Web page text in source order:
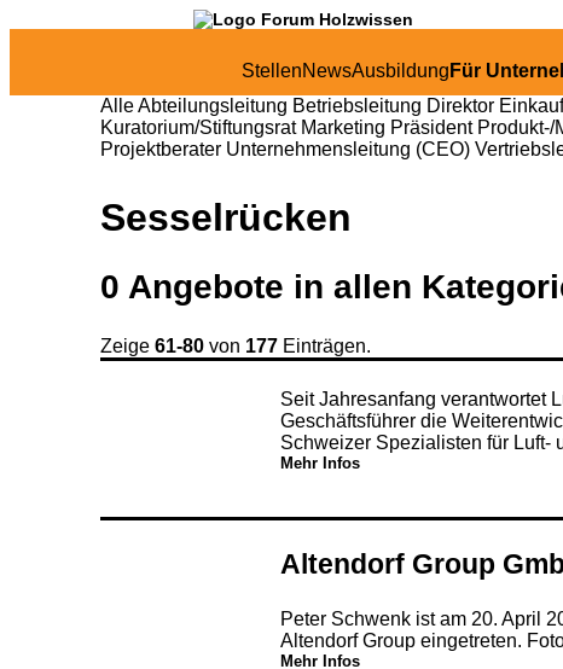
StellenNewsAusbildung Für
AlleAbteilungsleitung Betriebsleitung Direktor Einkauf
Kuratorium/Stiftungsrat Marketing Präsident Produkt-/
Projektberater Unternehmensleitung (CEO)
Sesselrücken
0 Angebote in allen
Zeige 61-80von 177Einträgen.
Seit Jahresanfang verantwortet
Geschäftsführer die
Schweizer Spezialisten für Luft-
Mehr Infos
Altendorf Group
Peter Schwenk ist am 20. April
Altendorf Group eingetreten.
Mehr Infos